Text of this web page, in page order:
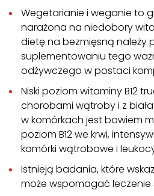
Wegetarianie i weganie to
narażona na niedobory
dietę na bezmięsną należy
suplementowaniu tego
odżywczego w postaci
Niski poziom witaminy B12
chorobami wątroby i z
w komórkach jest bowiem
poziom B12 we krwi,
komórki wątrobowe i
Istnieją badania, które
może wspomagać leczenie